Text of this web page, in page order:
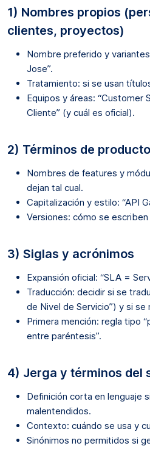
1) Nombres propios
clientes, proyectos)
Nombre preferido y
Jose”.
Tratamiento: si se usan
Equipos y áreas: “Customer
Cliente” (y cuál es oficial).
2) Términos de
Nombres de features y
dejan tal cual.
Capitalización y estilo: “API
Versiones: cómo se escriben
3) Siglas y acrónimos
Expansión oficial: “SLA =
Traducción: decidir si se
de Nivel de Servicio”) y si se
Primera mención: regla tipo
entre paréntesis”.
4) Jerga y términos del
Definición corta en lenguaje
malentendidos.
Contexto: cuándo se usa y
Sinónimos no permitidos si